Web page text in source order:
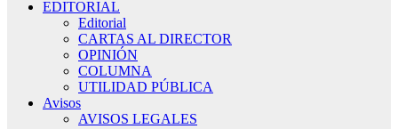
EDITORIAL
Editorial
CARTAS AL DIRECTOR
OPINIÓN
COLUMNA
UTILIDAD PÚBLICA
Avisos
AVISOS LEGALES